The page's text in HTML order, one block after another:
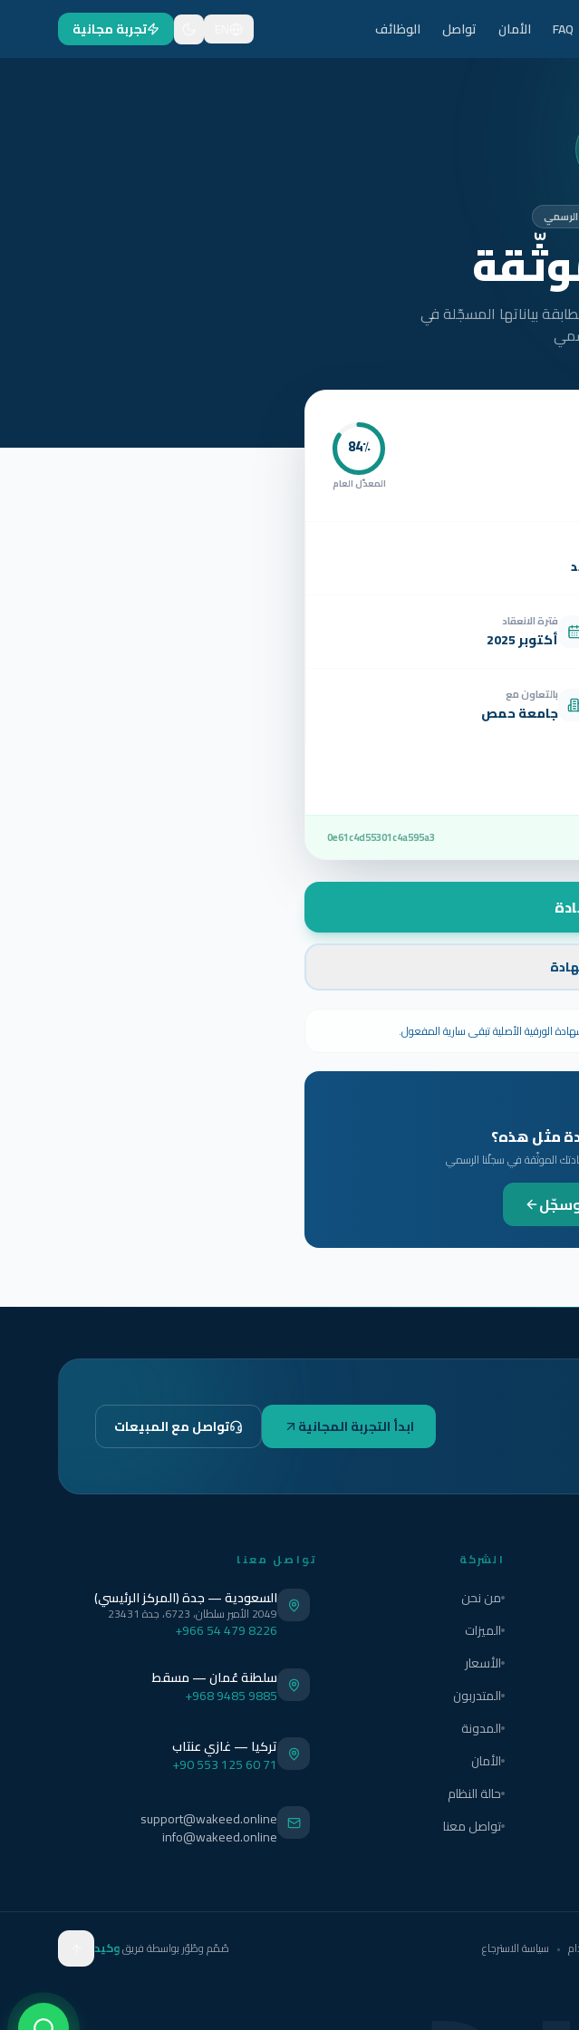
FAQ الأمان تواصل الوظائف تجربة مجانية
بياناتها المسجّلة في
84٪
المعدّل العام
فترة الانعقاد
أكتوبر 2025
بالتعاون مع
جامعة حمص
0e61c4d55301c4a595a3
مثل هذه؟
الموثّقة في سجلّنا الرسمي
ابدأ التجربة المجانية تواصل مع المبيعات
الشركة
من نحن
الميزات
الأسعار
المتدربون
المدونة
الأمان
حالة النظام
تواصل معنا
تواصل معنا
السعودية — جدة (المركز الرئيسي)
2049 الأمير سلطان، 6723، جدة 23431
+966 54 479 8226
سلطنة عُمان — مسقط
+968 9485 9885
تركيا — غازي عنتاب
+90 553 125 60 71
support@wakeed.online
info@wakeed.online
• سياسة الاسترجاع صُمّم وطُوّر بواسطة فريقوكيد